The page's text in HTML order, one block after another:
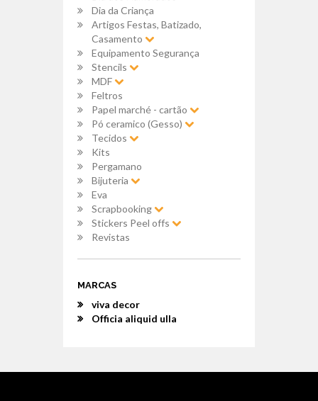
Dia da Criança
Artigos Festas, Batizado,
Casamento
Equipamento Segurança
Stencils
MDF
Feltros
Papel marché - cartão
Pó ceramico (Gesso)
Tecidos
Kits
Pergamano
Bijuteria
Eva
Scrapbooking
Stickers Peel offs
Revistas
MARCAS
viva decor
Officia aliquid ulla